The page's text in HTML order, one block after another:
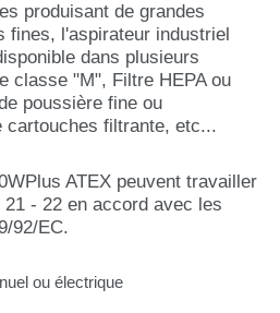
produisant de grandes
fines, l'aspirateur industriel
dans plusieurs
classe "M", Filtre HEPA ou
poussière fine ou
cartouches filtrante, etc...
ATEX peuvent travailler
- 22 en accord avec les
92/EC.
ou électrique